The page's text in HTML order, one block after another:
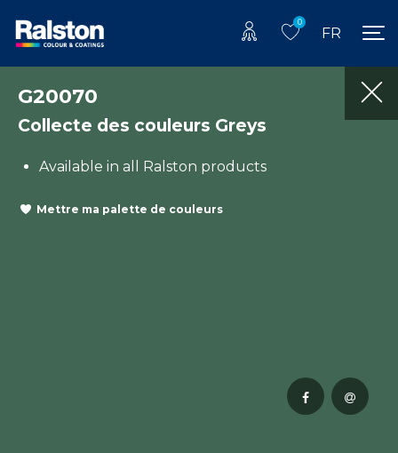
0
FR
G20070
Collecte des couleurs Greys
Available in all Ralston products
Mettre ma palette de couleurs